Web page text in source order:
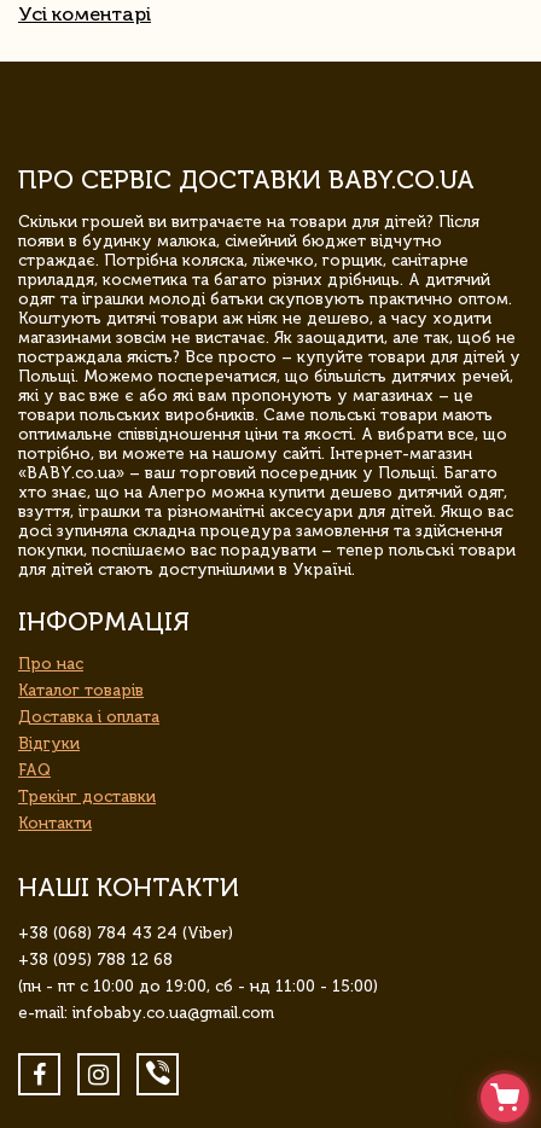
Усі коментарі
ПРО СЕРВІС ДОСТАВКИ BABY.CO.UA
Скільки грошей ви витрачаєте на товари для дітей? Після
появи в будинку малюка, сімейний бюджет відчутно
страждає. Потрібна коляска, ліжечко, горщик, санітарне
приладдя, косметика та багато різних дрібниць. А дитячий
одяг та іграшки молоді батьки скуповують практично оптом.
Коштують дитячі товари аж ніяк не дешево, а часу ходити
магазинами зовсім не вистачає. Як заощадити, але так, щоб не
постраждала якість? Все просто – купуйте товари для дітей у
Польщі. Можемо посперечатися, що більшість дитячих речей,
які у вас вже є або які вам пропонують у магазинах – це
товари польських виробників. Саме польські товари мають
оптимальне співвідношення ціни та якості. А вибрати все, що
потрібно, ви можете на нашому сайті. Інтернет-магазин
«BABY.co.ua» – ваш торговий посередник у Польщі. Багато
хто знає, що на Алегро можна купити дешево дитячий одяг,
взуття, іграшки та різноманітні аксесуари для дітей. Якщо вас
досі зупиняла складна процедура замовлення та здійснення
покупки, поспішаємо вас порадувати – тепер польські товари
для дітей стають доступнішими в Україні.
ІНФОРМАЦІЯ
Про нас
Каталог товарів
Доставка і оплата
Відгуки
FAQ
Трекінг доставки
Контакти
НАШІ КОНТАКТИ
+38 (068) 784 43 24 (Viber)
+38 (095) 788 12 68
(пн - пт с 10:00 до 19:00, сб - нд 11:00 - 15:00)
e-mail: infobaby.co.ua@gmail.com